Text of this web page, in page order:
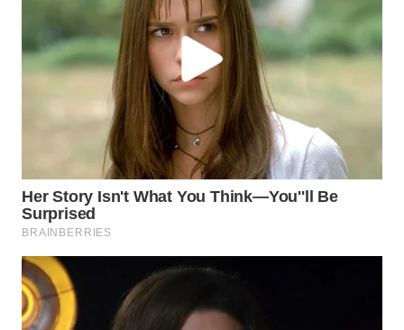
KARO
SIMALUNGUN
LABUHANBATU
WN
TAPANULI
TENGAH
WN DELI
SERDANG